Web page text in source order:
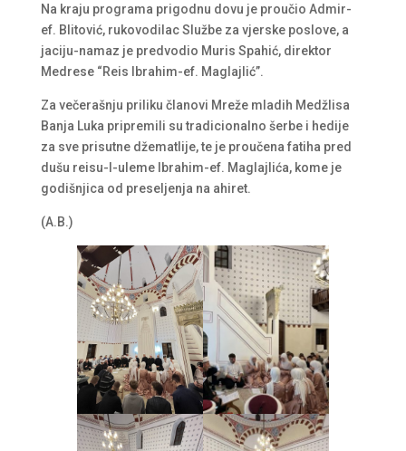
Na kraju programa prigodnu dovu je proučio Admir-
ef. Blitović, rukovodilac Službe za vjerske poslove, a
jaciju-namaz je predvodio Muris Spahić, direktor
Medrese “Reis Ibrahim-ef. Maglajlić”.
Za večerašnju priliku članovi Mreže mladih Medžlisa
Banja Luka pripremili su tradicionalno šerbe i hedije
za sve prisutne džematlije, te je proučena fatiha pred
dušu reisu-l-uleme Ibrahim-ef. Maglajlića, kome je
godišnjica od preseljenja na ahiret.
(A.B.)